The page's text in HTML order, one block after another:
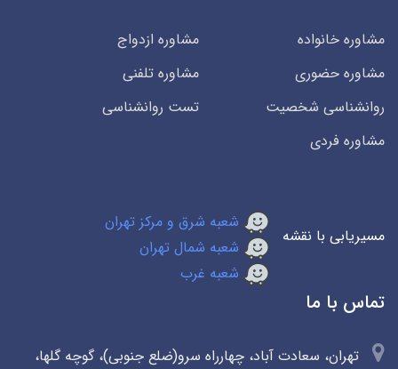
مشاوره خانواده
مشاوره ازدواج
مشاوره حضوری
مشاوره تلفنی
روانشناسی شخصیت
تست روانشناسی
مشاوره فردی
مسیریابی با نقشه
شعبه شرق و مرکز تهران
شعبه شمال تهران
شعبه غرب
تماس با ما
تهران، سعادت آباد، چهارراه سرو(ضلع جنوبی)، گوچه گلها،